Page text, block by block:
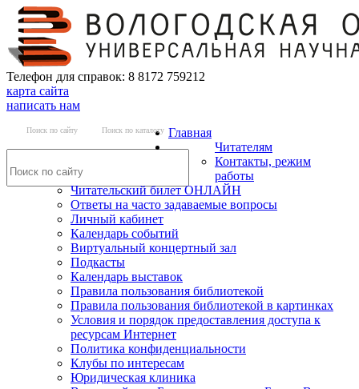
Телефон для справок: 8 8172 759212
карта сайта
написать нам
Поиск по сайту Поиск по каталогу Главная
Читателям
Контакты, режим
работы
Читательский билет ОНЛАЙН
Ответы на часто задаваемые вопросы
Личный кабинет
Календарь событий
Виртуальный концертный зал
Подкасты
Календарь выставок
Правила пользования библиотекой
Правила пользования библиотекой в картинках
Условия и порядок предоставления доступа к
ресурсам Интернет
Политика конфиденциальности
Клубы по интересам
Юридическая клиника